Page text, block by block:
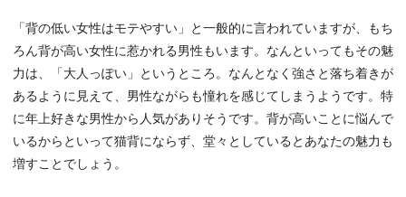
「背の低い女性はモテやすい」と一般的に言われていますが、もち
ろん背が高い女性に惹かれる男性もいます。なんといってもその魅
力は、「大人っぽい」というところ。なんとなく強さと落ち着きが
あるように見えて、男性ながらも憧れを感じてしまうようです。特
に年上好きな男性から人気がありそうです。背が高いことに悩んで
いるからといって猫背にならず、堂々としているとあなたの魅力も
増すことでしょう。